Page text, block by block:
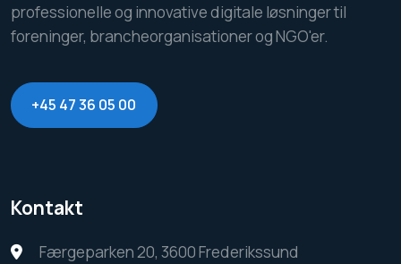
professionelle og innovative digitale løsninger til
foreninger, brancheorganisationer og NGO'er.
+45 47 36 05 00
Kontakt
Færgeparken 20, 3600 Frederikssund